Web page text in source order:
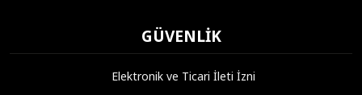
GÜVENLIK
Elektronik ve Ticari İleti İzni